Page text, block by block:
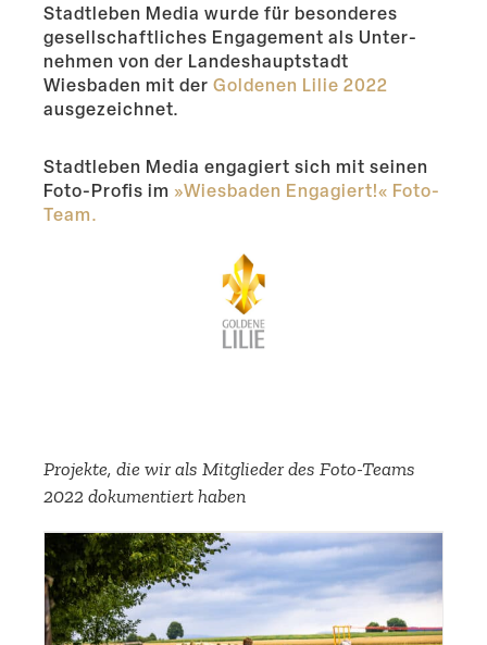
Stadt­leben Media wurde für beson­deres
gesell­schaft­liches Engagement als Unter­
nehmen von der Landes­haupt­stadt
Wiesbaden mit der Goldenen Lilie 2022
ausgezeichnet.
Stadt­leben Media engagiert sich mit seinen
Foto-Profis im »Wiesbaden Engagiert!« Foto-
Team.
Projekte, die wir als Mitglieder des Foto-Teams
2022 dokumen­tiert haben